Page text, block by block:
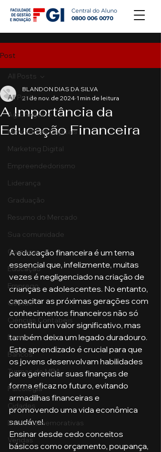
Central do Aluno
0800 006 0070
Post
All Posts
Agronegócio
Mercado de Capitais
Marketing Digital
Empreendedorismo
Liderança
Graduação
Resumo do Mercado
Sua comunidade
Começar
Educação
Emprego
Gestão
Ciências Contábeis
Direito
Bancos
Turmas de MBA
Psicologia
Cidades
Datas Comemorativas
Vendas
All Posts
A Importância da
Educação Financeira
BLANDON DIAS DA SILVA
21 de nov. de 2024 1 min de leitura
A educação financeira é um tema
essencial que, infelizmente, muitas
vezes é negligenciado na criação de
crianças e adolescentes. No entanto,
capacitar as próximas gerações com
conhecimentos financeiros não só
constitui um valor significativo, mas
também deixa um legado duradouro.
Este aprendizado é crucial para que
os jovens desenvolvam habilidades
para gerenciar suas finanças de
forma eficaz no futuro, evitando
armadilhas financeiras e
promovendo uma vida econômica
saudável.
Ensinar desde cedo conceitos
básicos como orçamento, poupança,